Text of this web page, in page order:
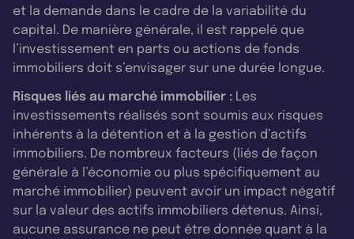
et la demande dans le cadre de la variabilité du
capital. De manière générale, il est rappelé que
l’investissement en parts ou actions de fonds
immobiliers doit s’envisager sur une durée longue.
Risques liés au marché immobilier : Les
investissements réalisés sont soumis aux risques
inhérents à la détention et à la gestion d’actifs
immobiliers. De nombreux facteurs (liés de façon
générale à l’économie ou plus spécifiquement au
marché immobilier) peuvent avoir un impact négatif
sur la valeur des actifs immobiliers détenus. Ainsi,
aucune assurance ne peut être donnée quant à la